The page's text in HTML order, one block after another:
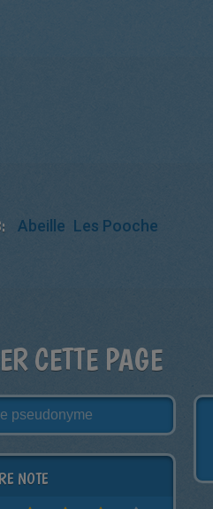
Abeille Les Pooche
CETTE PAGE
NOTE